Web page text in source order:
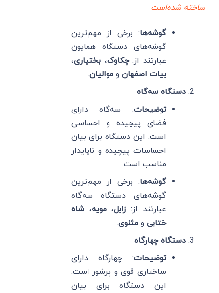
ساخته شده‌است
گوشه‌ها: برخی از مهم‌ترین
گوشه‌های دستگاه همایون
عبارتند از:چکاوک،بختیاری،
بیات اصفهان و موالیان.
دستگاه سه‌گاه
توضیحات: سه‌گاه دارای
فضای پیچیده و احساسی
است. این دستگاه برای بیان
احساسات پیچیده و ناپایدار
مناسب است.
گوشه‌ها: برخی از مهم‌ترین
گوشه‌های دستگاه سه‌گاه
عبارتند از:زابل،مویه،شاه
ختایی و مثنوی.
دستگاه چهارگاه
توضیحات: چهارگاه دارای
ساختاری قوی و پرشور است.
این دستگاه برای بیان